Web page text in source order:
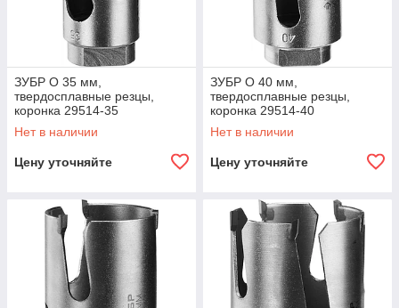
ЗУБР O 35 мм,
твердосплавные резцы,
коронка 29514-35
Профессионал
Нет в наличии
Цену уточняйте
ЗУБР O 40 мм,
твердосплавные резцы,
коронка 29514-40
Профессионал
Нет в наличии
Цену уточняйте